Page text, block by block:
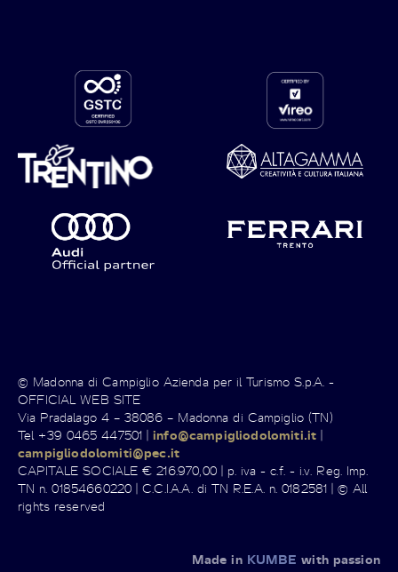
© Madonna di Campiglio Azienda per il Turismo S.p.A. -
OFFICIAL WEB SITE
Via Pradalago 4 – 38086 – Madonna di Campiglio (TN)
Tel +39 0465 447501 |info@campigliodolomiti.it |
campigliodolomiti@pec.it
CAPITALE SOCIALE € 216.970,00 | p. iva - c.f. - i.v. Reg. Imp.
TN n. 01854660220 | C.C.I.A.A. di TN R.E.A. n. 0182581 | © All
rights reserved
Made in KUMBE with passion